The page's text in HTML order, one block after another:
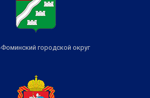
городской округ